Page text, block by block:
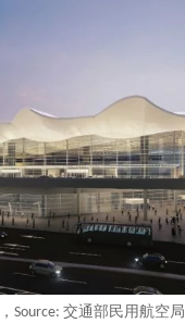
Source: 交通部民用航空局